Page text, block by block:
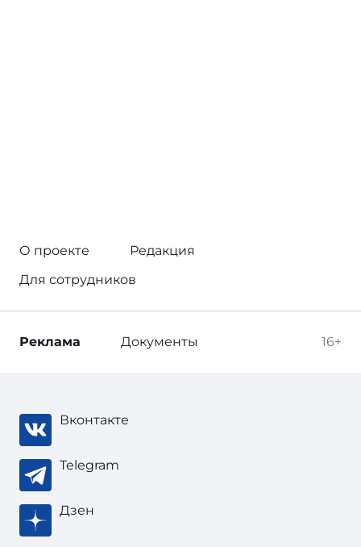
О проекте
Редакция
Для сотрудников
16+
Реклама Документы
Вконтакте
Telegram
Дзен